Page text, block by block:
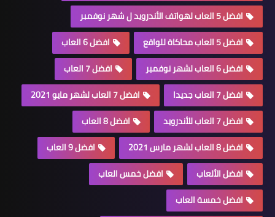
افضل 5 العاب لهواتف الأندرويد ل شهر نوفمبر
افضل 5 العاب محاكاة للواقع
افضل 6 العاب
افضل 6 العاب لشهر نوفمبر
افضل 7 العاب
افضل 7 العاب جديدا
افضل 7 العاب لشهر مايو 2021
افضل 7 العاب للأندرويد
افضل 8 العاب
افضل 8 العاب لشهر مارس 2021
افضل 9 العاب
افضل الألعاب
افضل خمس العاب
افضل خمسة العاب